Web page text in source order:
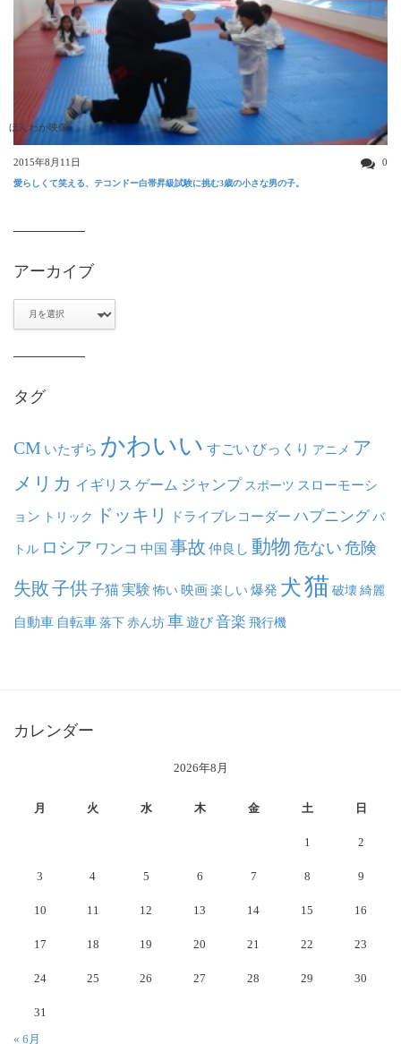
ほんわか映像
2015年8月11日 0
愛らしくて笑える、テコンドー白帯昇級試験に挑む3歳の小さな男の子。
アーカイブ
タグ
CM いたずら かわいい すごい びっくり アニメ ア
メリカ イギリス ゲーム ジャンプ スポーツ スローモーシ
ョン トリック ドッキリ ドライブレコーダー ハプニング バ
トル ロシア ワンコ 中国 事故 仲良し 動物 危ない 危険
失敗子供子猫実験 怖い映画楽しい爆発 犬猫 破壊綺麗
自動車 自転車落下赤ん坊車遊び音楽 飛行機
カレンダー
2026年8月
月 火 水 木 金 土 日
1 2
3 4 5 6 7 8 9
10 11 12 13 14 15 16
17 18 19 20 21 22 23
24 25 26 27 28 29 30
31
« 6月